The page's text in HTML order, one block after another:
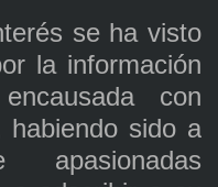
se ha visto
la información
con
habiendo sido a